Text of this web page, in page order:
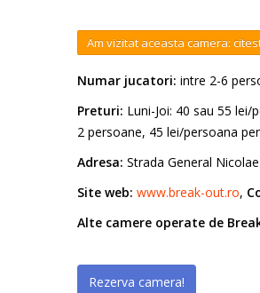
Am vizitat aceasta camera:
Numar jucatori: intre 2-6
Preturi: Luni-Joi: 40 sau 55
2 persoane, 45 lei/persoana
Adresa: Strada General
Site web: www.break-out.ro,
Alte camere operate de
Rezerva camera!